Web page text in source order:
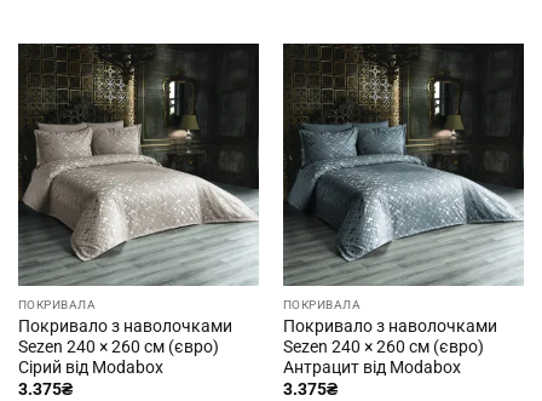
ПОКРИВАЛА
Покривало з наволочками
Sezen 240 × 260 см (євро)
Сірий від Modabox
3.375₴
ПОКРИВАЛА
Покривало з наволочками
Sezen 240 × 260 см (євро)
Антрацит від Modabox
3.375₴